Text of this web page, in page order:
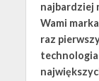
najbardziej
Wami
raz